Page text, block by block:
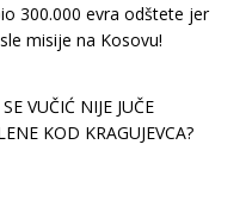
300.000 evra odštete jer
misije na Kosovu!
VUČIĆ NIJE JUČE
KOD KRAGUJEVCA?